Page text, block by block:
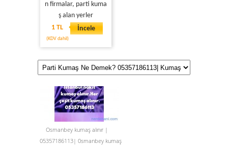
n firmalar, parti kuma
ş alan yerler
1 TL
(KDV dahil)
İncele
Osmanbey kumaş alınır |
05357186113| 0smanbey kumaş